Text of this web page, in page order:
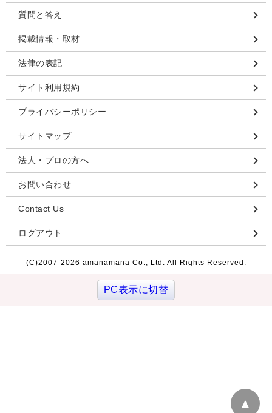
質問と答え
掲載情報・取材
法律の表記
サイト利用規約
プライバシーポリシー
サイトマップ
法人・プロの方へ
お問い合わせ
Contact Us
ログアウト
▲
(C)2007-2026 amanamana Co., Ltd. All Rights Reserved.
PC表示に切替